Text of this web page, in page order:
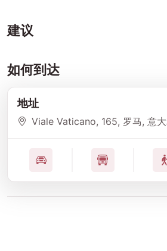
建议
如何到达
地址
Viale Vaticano, 165, 罗马, 意